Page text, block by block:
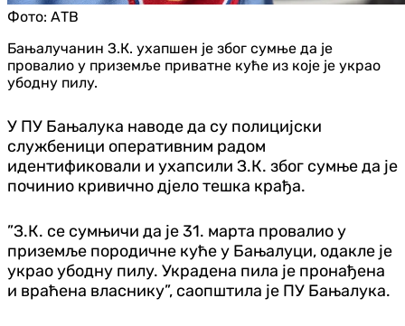
Фото: АТВ
Бањалучанин З.К. ухапшен је због сумње да је
провалио у приземље приватне куће из које је украо
убодну пилу.
У ПУ Бањалука наводе да су полицијски
службеници оперативним радом
идентификовали и ухапсили З.К. због сумње да је
починио кривично дјело тешка крађа.
”З.К. се сумњичи да је 31. марта провалио у
приземље породичне куће у Бањалуци, одакле је
украо убодну пилу. Украдена пила је пронађена
и враћена власнику”, саопштила је ПУ Бањалука.